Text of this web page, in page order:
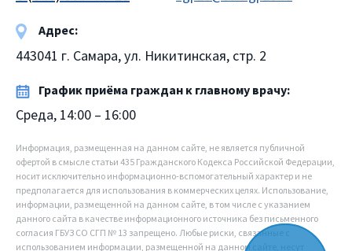
Адрес:
443041 г. Самара, ул. Никитинская, стр. 2
График приёма граждан к главному врачу:
Среда, 14:00 – 16:00
Информация, размещенная на данном сайте, не является публичной
офертой в смысле статьи 435 Гражданского Кодекса Российской Федерации,
носит исключительно информационно-вспомогательный характер и не
предполагается для использования в коммерческих целях. Использование,
информации, размещенной на данном сайте, в том числе с указанием
данного сайта в качестве информационного источника без письменного
согласия ГБУЗ СО СГП № 13 запрещено. Любые риски, связанные с
использованием информации, размещенной на данном сайте, несут